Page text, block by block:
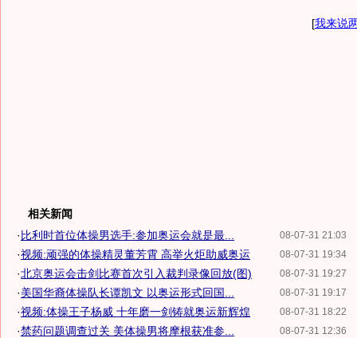
[我来说
相关新闻
08-07-31 21:03
· 比利时首位体操男选手:参加奥运会就是最...
08-07-31 19:34
·视频:顽强的体操精灵董芳霄 高举火炬助威奥运
08-07-31 19:27
·北京奥运会击剑比赛首次引入裁判录像回放(图)
08-07-31 19:17
·美国华裔体操队长谭凯文 以奥运形式回国...
08-07-31 18:22
·视频:体操王子杨威 十年磨一剑铸就奥运新辉煌
08-07-31 12:36
·禁药问题调查过关 美体操男将摩根获准参...